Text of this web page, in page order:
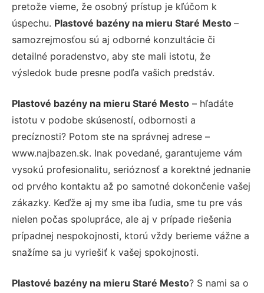
pretože vieme, že osobný prístup je kľúčom k
úspechu. Plastové bazény na mieru Staré Mesto –
samozrejmosťou sú aj odborné konzultácie či
detailné poradenstvo, aby ste mali istotu, že
výsledok bude presne podľa vašich predstáv.
Plastové bazény na mieru Staré Mesto – hľadáte
istotu v podobe skúseností, odbornosti a
precíznosti? Potom ste na správnej adrese –
www.najbazen.sk. Inak povedané, garantujeme vám
vysokú profesionalitu, serióznosť a korektné jednanie
od prvého kontaktu až po samotné dokončenie vašej
zákazky. Keďže aj my sme iba ľudia, sme tu pre vás
nielen počas spolupráce, ale aj v prípade riešenia
prípadnej nespokojnosti, ktorú vždy berieme vážne a
snažíme sa ju vyriešiť k vašej spokojnosti.
Plastové bazény na mieru Staré Mesto? S nami sa o